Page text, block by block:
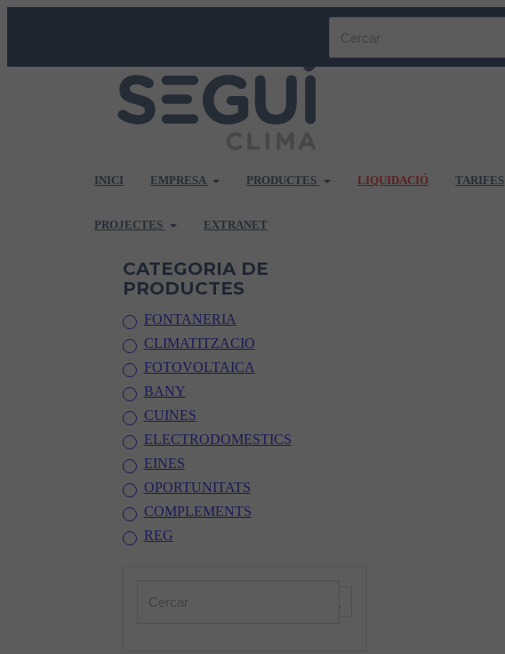
INICI EMPRESA PRODUCTES LIQUIDACIÓ TARIFES
PROJECTES EXTRANET
CATEGORIA DE
PRODUCTES
FONTANERIA
CLIMATITZACIO
FOTOVOLTAICA
BANY
CUINES
ELECTRODOMESTICS
EINES
OPORTUNITATS
COMPLEMENTS
REG